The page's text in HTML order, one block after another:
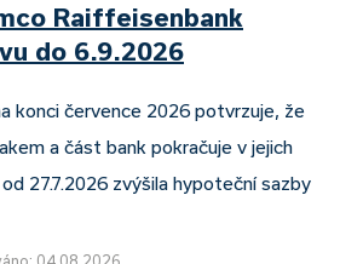
Raiffeisenbank
do 6.9.2026
konci července 2026 potvrzuje, že
a část bank pokračuje v jejich
27.7.2026 zvýšila hypoteční sazby